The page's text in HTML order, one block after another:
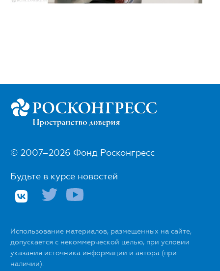
© 2007–2026 Фонд Росконгресс
Будьте в курсе новостей
Использование материалов, размещенных на сайте,
допускается с некоммерческой целью, при условии
указания источника информации и автора (при
наличии).